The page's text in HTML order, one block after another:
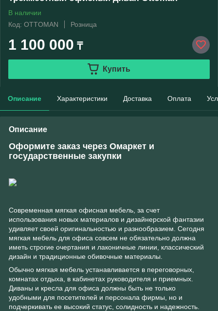
В наличии
Код: OTTOMAN
Розница
1 100 000 ₸
Купить
Описание Характеристики Доставка Оплата
Описание
Оформите заказ через Омаркет и
государственные закупки
Современная мягкая офисная мебель, за счет
использования новых материалов и дизайнерской фантазии
удивляет своей оригинальностью и разнообразием. Сегодня
мягкая мебель для офиса совсем не обязательно должна
иметь строгие очертания и лаконичные линии, классический
дизайн и традиционные обивочные материалы.
Обычно мягкая мебель устанавливается в переговорных,
комнатах отдыха, в кабинетах руководителя и приемных.
Диваны и кресла для офиса должны быть не только
удобными для посетителей и персонала фирмы, но и
подчеркивать ее высокий статус, солидность и надежность.